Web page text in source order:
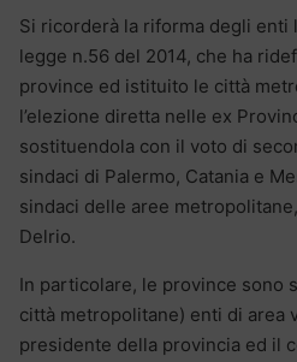
Si ricorderà la riforma degli enti
legge n.56 del 2014, che ha
province ed istituito le città
l’elezione diretta nelle ex
sostituendola con il voto di
sindaci di Palermo, Catania e
sindaci delle aree
Delrio.
In particolare, le province sono
città metropolitane) enti di area
presidente della provincia ed il